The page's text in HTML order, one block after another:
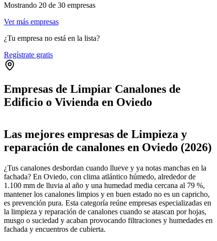
Mostrando 20 de 30 empresas
Ver más empresas
¿Tu empresa no está en la lista?
Regístrate gratis
Empresas de Limpiar Canalones de
Edificio o Vivienda en Oviedo
+
−
Las mejores empresas de Limpieza y
reparación de canalones en Oviedo (2026)
¿Tus canalones desbordan cuando llueve y ya notas manchas en la
fachada? En Oviedo, con clima atlántico húmedo, alrededor de
1.100 mm de lluvia al año y una humedad media cercana al 79 %,
mantener los canalones limpios y en buen estado no es un capricho,
es prevención pura. Esta categoría reúne empresas especializadas en
la limpieza y reparación de canalones cuando se atascan por hojas,
musgo o suciedad y acaban provocando filtraciones y humedades en
fachada y encuentros de cubierta.